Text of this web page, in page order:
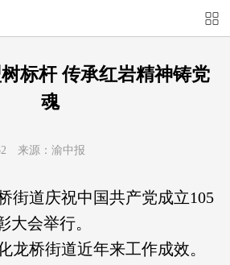
关注 今日头条 热点新闻
渝中 娱在渝中 美图集
频 荟睛彩 直播回看
标杆 传承红岩精神铸党
魂
来源：渝中报
街道庆祝中国共产党成立105
大会举行。
龙桥街道近年来工作成效。